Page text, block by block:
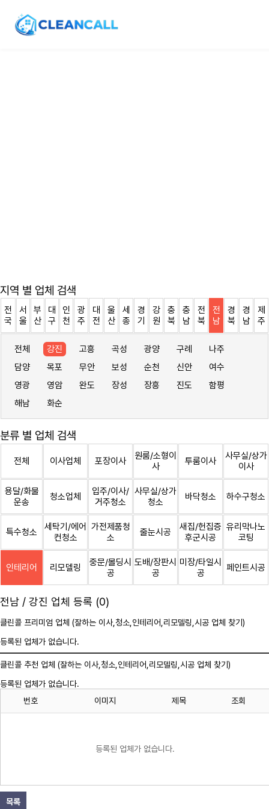
지역 별 업체 검색
전
국
서
울
부
산
대
구
인
천
광
주
대
전
울
산
세
종
경
기
강
원
충
북
충
남
전
북
전
남
경
북
경
남
제
주
전체 강진 고흥 곡성 광양 구례
나주
담양
목포 무안 보성 순천 신안
여수
영광
영암 완도 장성 장흥 진도
함평
해남
화순
분류 별 업체 검색
전체 이사업체 포장이사
원룸/소형이
사
투룸이사
사무실/상가
이사
용달/화물
운송
청소업체
입주/이사/
거주청소
사무실/상가
청소
바닥청소 하수구청소
특수청소
세탁기/에어
컨청소
가전제품청
소
줄눈시공
새집/헌집증
후군시공
유리막나노
코팅
인테리어 리모델링
중문/몰딩시
공
도배/장판시
공
미장/타일시
공
페인트시공
전남 / 강진 업체 등록 (0)
클린콜 프리미엄 업체 (잘하는 이사, 청소 ,인테리어,리모델링,시공 업체 찾기)
등록된 업체가 없습니다.
클린콜 추천 업체 (잘하는 이사, 청소 ,인테리어,리모델링,시공 업체 찾기)
등록된 업체가 없습니다.
번호
이미지 제목 조회
등록된 업체가 없습니다.
목록